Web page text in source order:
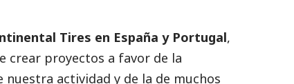
Tires en España y Portugal,
crear proyectos a favor de la
nuestra actividad y de la de muchos